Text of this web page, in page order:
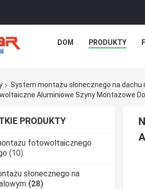
DOM PRODUKTY
System montażu słonecznego na dachu
Aluminiowe Szyny Montażowe
PRODUKTY
fotowoltaicznego
(10)
słonecznego na
(28)